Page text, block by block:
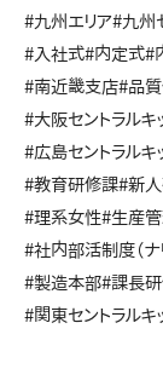
#九州エリア#九州
#入社式#内定式#
#南近畿支店#品
#大阪セントラルキ
#広島セントラルキ
#教育研修課#新
#理系女性#生産
#社内部活制度（ナ
#製造本部#課長
#関東セントラルキ